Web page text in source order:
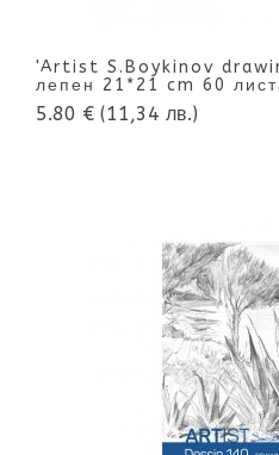
'Artist S.Boykinov
лепен 21*21 cm 60
5.80 € (11,34 лв.)